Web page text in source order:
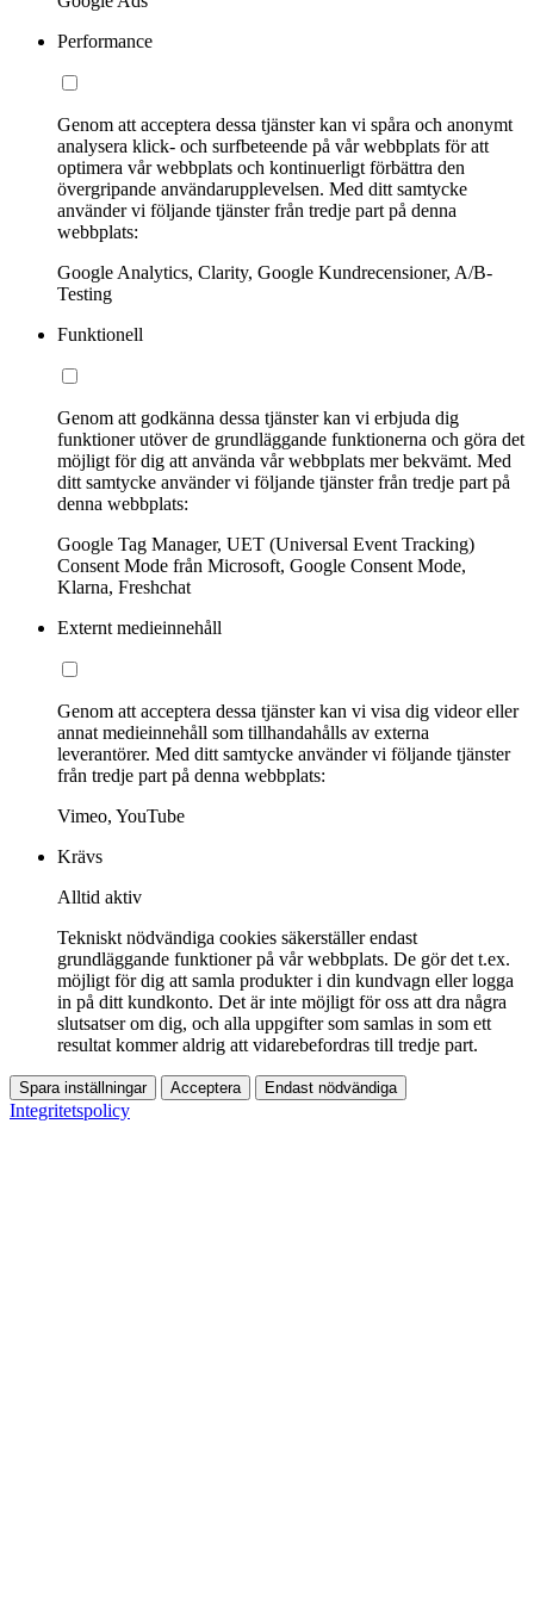
Performance
Genom att acceptera dessa tjänster kan vi spåra och anonymt
analysera klick- och surfbeteende på vår webbplats för att
optimera vår webbplats och kontinuerligt förbättra den
övergripande användarupplevelsen. Med ditt samtycke
använder vi följande tjänster från tredje part på denna
webbplats:
Google Analytics, Clarity, Google Kundrecensioner, A/B-
Testing
Funktionell
Genom att godkänna dessa tjänster kan vi erbjuda dig
funktioner utöver de grundläggande funktionerna och göra det
möjligt för dig att använda vår webbplats mer bekvämt. Med
ditt samtycke använder vi följande tjänster från tredje part på
denna webbplats:
Google Tag Manager, UET (Universal Event Tracking)
Consent Mode från Microsoft, Google Consent Mode,
Klarna, Freshchat
Externt medieinnehåll
Genom att acceptera dessa tjänster kan vi visa dig videor eller
annat medieinnehåll som tillhandahålls av externa
leverantörer. Med ditt samtycke använder vi följande tjänster
från tredje part på denna webbplats:
Vimeo, YouTube
Krävs
Alltid aktiv
Tekniskt nödvändiga cookies säkerställer endast
grundläggande funktioner på vår webbplats. De gör det t.ex.
möjligt för dig att samla produkter i din kundvagn eller logga
in på ditt kundkonto. Det är inte möjligt för oss att dra några
slutsatser om dig, och alla uppgifter som samlas in som ett
resultat kommer aldrig att vidarebefordras till tredje part.
Spara inställningar Acceptera Endast nödvändiga
Integritetspolicy